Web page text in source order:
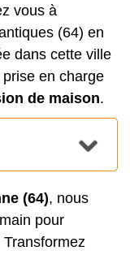
vous à
(64) en
dans cette ville
en charge
de maison.
(64), nous
pour
Transformez